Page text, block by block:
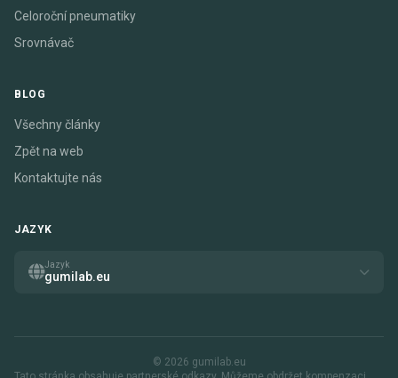
Celoroční pneumatiky
Srovnávač
BLOG
Všechny články
Zpět na web
Kontaktujte nás
JAZYK
Jazyk
gumilab.eu
© 2026 gumilab.eu